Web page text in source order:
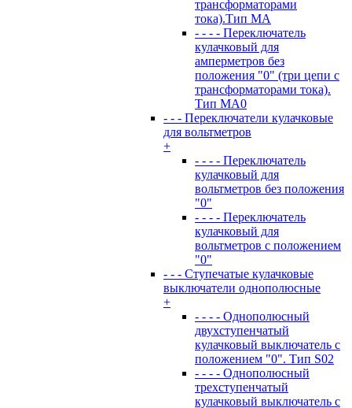
трансформаторами
тока).Тип MA
- - - - Переключатель
кулачковый для
амперметров без
положения "0" (три цепи с
трансформаторами тока).
Тип MA0
- - - Переключатели кулачковые
для вольтметров
+
- - - - Переключатель
кулачковый для
вольтметров без положения
"0"
- - - - Переключатель
кулачковый для
вольтметров с положением
"0"
- - - Ступечатые кулачковые
выключатели однополюсные
+
- - - - Однополюсный
двухступенчатый
кулачковый выключатель с
положением "0". Тип S02
- - - - Однополюсный
трехступенчатый
кулачковый выключатель с